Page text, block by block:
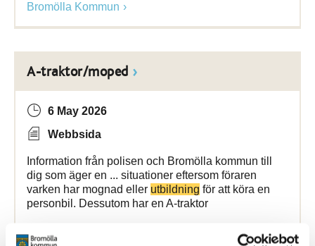
Bromölla Kommun
A-traktor/moped
6 May 2026
Webbsida
Information från polisen och Bromölla kommun till
dig som äger en ... situationer eftersom föraren
varken har mognad eller utbildning för att köra en
personbil. Dessutom har en A-traktor